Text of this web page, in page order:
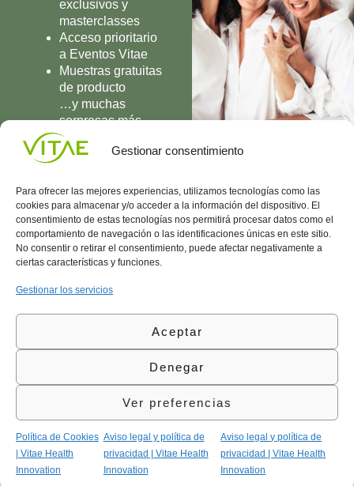
Gestionar consentimiento
Para ofrecer las mejores experiencias, utilizamos tecnologías como las
cookies para almacenar y/o acceder a la información del dispositivo. El
consentimiento de estas tecnologías nos permitirá procesar datos como el
comportamiento de navegación o las identificaciones únicas en este sitio.
No consentir o retirar el consentimiento, puede afectar negativamente a
ciertas características y funciones.
Gestionar los servicios
Aceptar
Denegar
Ver preferencias
Política de Cookies
| Vitae Health
Innovation
Aviso legal y política de
privacidad | Vitae Health
Innovation
Aviso legal y política de
privacidad | Vitae Health
Innovation
exclusivos y
masterclasses
Acceso prioritario
a Eventos Vitae
Muestras gratuitas
de producto
…y muchas
sorpresas más
UNIRME
Conocenos
Vitae
l
Área
Política
de
Política
Calidad
(+34)
935
©Vitae Health Innovation S.L. Todos los derechos